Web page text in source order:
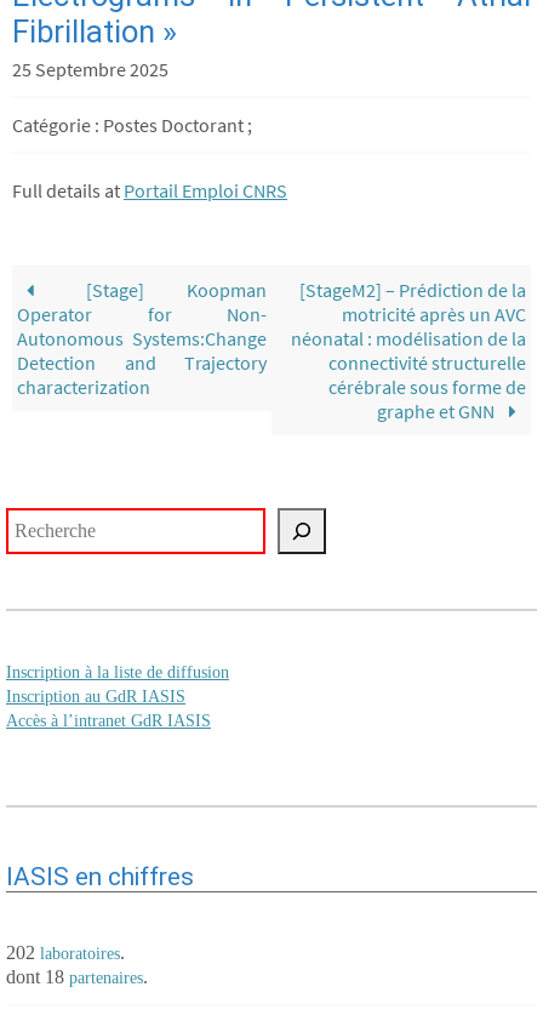
Fibrillation »
25 Septembre 2025
Catégorie : Postes Doctorant ;
Full details at Portail Emploi CNRS
[Stage] Koopman
Operator for Non-
Autonomous Systems:Change
Detection and Trajectory
characterization
[StageM2] – Prédiction de la
motricité après un AVC
néonatal : modélisation de la
connectivité structurelle
cérébrale sous forme de
graphe et GNN
Inscription à la liste de diffusion
Inscription au GdR IASIS
Accès à l’intranet GdR IASIS
IASIS en chiffres
202 laboratoires.
dont 18 partenaires.